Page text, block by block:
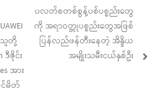
စ်သူတို့
ဇိုင်း
အား
င်မိတ်
Next
post:
ပလတ်စတစ်စွန့်ပစ်ပစ္စည်းတွေ
ကို အရာဝတ္တုပစ္စည်းတွေအဖြစ်
ပြန်လည်ဖန်တီးနေတဲ့ အိန္ဒိယ
အမျိုးသမီးငယ်နှစ်ဦး